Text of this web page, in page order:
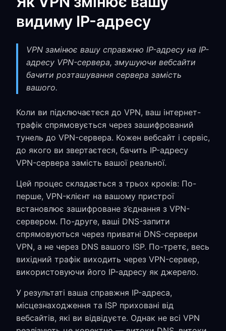
видиму IP-адресу
VPN замінює вашу справжню IP-адресу на IP-
адресу VPN-сервера, змушуючи вебсайти
бачити розташування сервера замість
вашого.
Коли ви підключаєтеся до VPN, ваш інтернет-
трафік спрямовується через зашифрований
тунель до VPN-сервера. Кожен вебсайт і сервіс,
до якого ви звертаєтеся, бачить IP-адресу
VPN-сервера замість вашої реальної.
Цей процес складається з трьох кроків: По-
перше, VPN-клієнт на вашому пристрої
встановлює зашифроване з’єднання з VPN-
сервером. По-друге, ваші DNS-запити
спрямовуються через приватні DNS-сервери
VPN, а не через DNS вашого ISP. По-третє, весь
вихідний трафік виходить через VPN-сервер,
використовуючи його IP-адресу як джерело.
У результаті ваша справжня IP-адреса,
місцезнаходження та ISP приховані від
вебсайтів, які ви відвідуєте. Однак не всі VPN